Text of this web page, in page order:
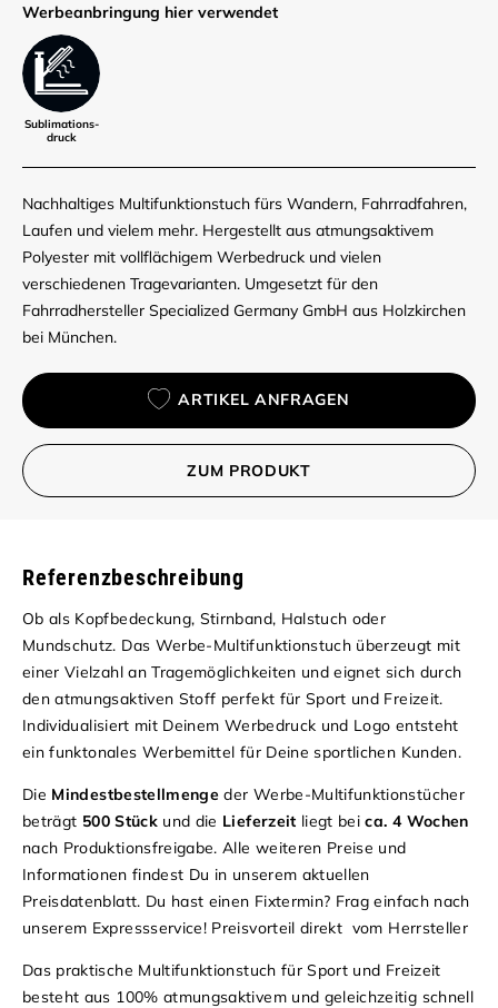
Werbe­anbringung hier verwendet
Sublimations­
druck
Nachhaltiges Multifunktionstuch fürs Wandern, Fahrradfahren,
Laufen und vielem mehr. Hergestellt aus atmungsaktivem
Polyester mit vollflächigem Werbedruck und vielen
verschiedenen Tragevarianten. Umgesetzt für den
Fahrradhersteller Specialized Germany GmbH aus Holzkirchen
bei München.
ARTIKEL ANFRAGEN
ZUM PRODUKT
Referenzbeschreibung
Ob als Kopfbedeckung, Stirnband, Halstuch oder
Mundschutz. Das Werbe-Multifunktionstuch überzeugt mit
einer Vielzahl an Tragemöglichkeiten und eignet sich durch
den atmungsaktiven Stoff perfekt für Sport und Freizeit.
Individualisiert mit Deinem Werbedruck und Logo entsteht
ein funktonales Werbemittel für Deine sportlichen Kunden.
Die Mindestbestellmenge der Werbe-Multifunktionstücher
beträgt 500 Stückund die Lieferzeit liegt bei ca. 4 Wochen
nach Produktionsfreigabe. Alle weiteren Preise und
Informationen findest Du in unserem aktuellen
Preisdatenblatt. Du hast einen Fixtermin? Frag einfach nach
unserem Expressservice! Preisvorteil direkt vom Herrsteller
Das praktische Multifunktionstuch für Sport und Freizeit
besteht aus 100% atmungsaktivem und geleichzeitig schnell